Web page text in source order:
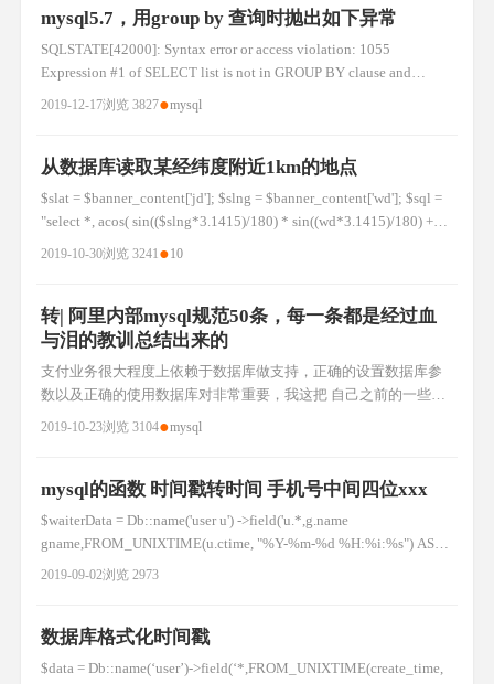
mysql5.7，用group by 查询时抛出如下异常
SQLSTATE[42000]: Syntax error or access violation: 1055
Expression #1 of SELECT list is not in GROUP BY clause and
contains nonaggregated column 'kanxf.o.down_uid' which is not fun
2019-12-17浏览 3827●mysql
从数据库读取某经纬度附近1km的地点
$slat = $banner_content['jd']; $slng = $banner_content['wd']; $sql =
"select *, acos( sin(($slng*3.1415)/180) * sin((wd*3.1415)/180) +
cos(($slng*3.1415)/180) * cos((wd*3.1415)/180
2019-10-30浏览 3241 ●10
转| 阿里内部mysql规范50条，每一条都是经过血
与泪的教训总结出来的
支付业务很大程度上依赖于数据库做支持，正确的设置数据库参
数以及正确的使用数据库对非常重要，我这把 自己之前的一些心
得贴出来，抛砖引玉，大家可以把自己的一些心得分享出来供大
支付需要设置成1. 2.
2019-10-23浏览 3104●mysql
mysql的函数 时间戳转时间 手机号中间四位xxx
$waiterData = Db::name('user u') ->field('u.*,g.name
gname,FROM_UNIXTIME(u.ctime, "%Y-%m-%d %H:%i:%s") AS
dat, insert(u.tel, 4, 4, "XXXX") as mobile') ->field('u.*') ->join('zf_use
2019-09-02浏览 2973
数据库格式化时间戳
$data = Db::name(‘user’)->field(‘*,FROM_UNIXTIME(create_time,